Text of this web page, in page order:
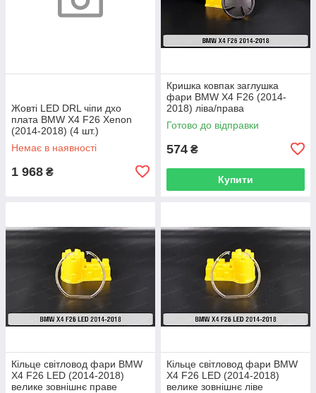
Жовті LED DRL чіпи дхо
плата BMW X4 F26 Xenon
(2014-2018) (4 шт.)
Немає в наявності
1 968 ₴
Кришка ковпак заглушка
фари BMW X4 F26 (2014-
2018) ліва/права
Готово до відправки
574 ₴
Купити
Кільце світловод фари BMW
X4 F26 LED (2014-2018)
велике зовнішнє праве
Кільце світловод фари BMW
X4 F26 LED (2014-2018)
велике зовнішнє ліве